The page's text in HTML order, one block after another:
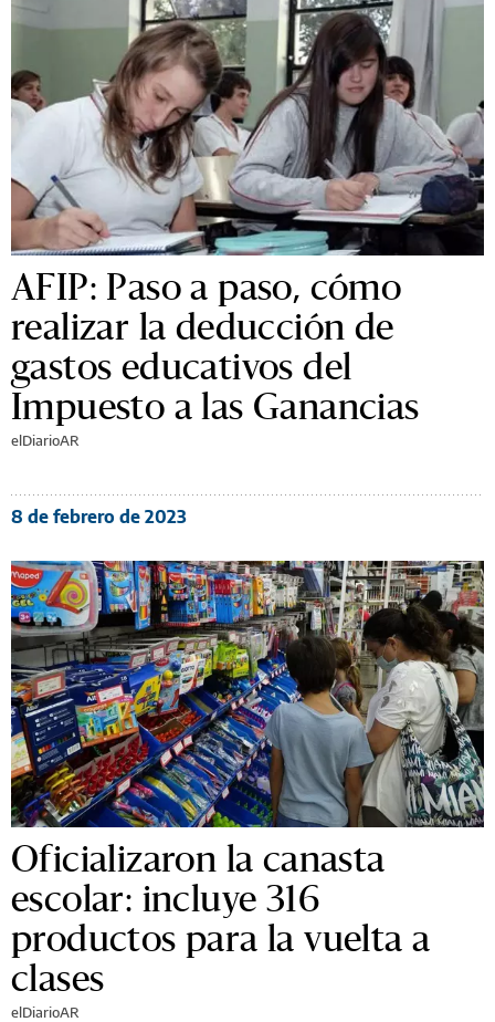
AFIP: Paso a paso, cómo
realizar la deducción de
gastos educativos del
Impuesto a las Ganancias
elDiarioAR
8 de febrero de 2023
Oficializaron la canasta
escolar: incluye 316
productos para la vuelta a
clases
elDiarioAR